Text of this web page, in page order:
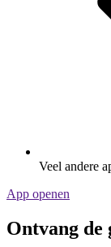
Veel andere
App openen
Ontvang de